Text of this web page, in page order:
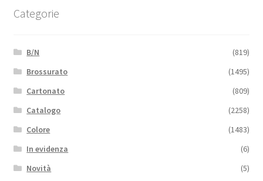
Categorie
B/N
(819)
Brossurato
(1495)
Cartonato
(809)
Catalogo
(2258)
Colore
(1483)
In evidenza
(6)
Novità
(5)